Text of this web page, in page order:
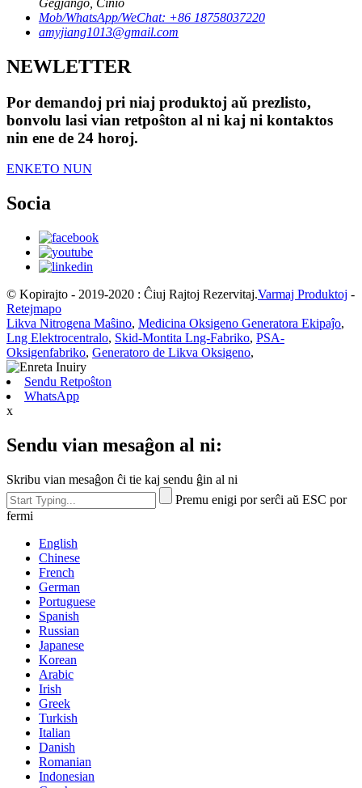
Ĝeĝjango, Ĉinio
Mob/WhatsApp/WeChat: +86 18758037220
amyjiang1013@gmail.com
NEWLETTER
Por demandoj pri niaj produktoj aŭ prezlisto,
bonvolu lasi vian retpoŝton al ni kaj ni kontaktos
nin ene de 24 horoj.
ENKETO NUN
Socia
© Kopirajto - 2019-2020 : Ĉiuj Rajtoj Rezervitaj.Varmaj Produktoj -
Retejmapo
Likva Nitrogena Maŝino, Medicina Oksigeno Generatora Ekipaĵo,
Lng Elektrocentralo, Skid-Montita Lng-Fabriko, PSA-
Oksigenfabriko, Generatoro de Likva Oksigeno,
Sendu Retpoŝton
WhatsApp
x
Sendu vian mesaĝon al ni:
Skribu vian mesaĝon ĉi tie kaj sendu ĝin al ni
Premu enigi por serĉi aŭ ESC por
fermi
English
Chinese
French
German
Portuguese
Spanish
Russian
Japanese
Korean
Arabic
Irish
Greek
Turkish
Italian
Danish
Romanian
Indonesian